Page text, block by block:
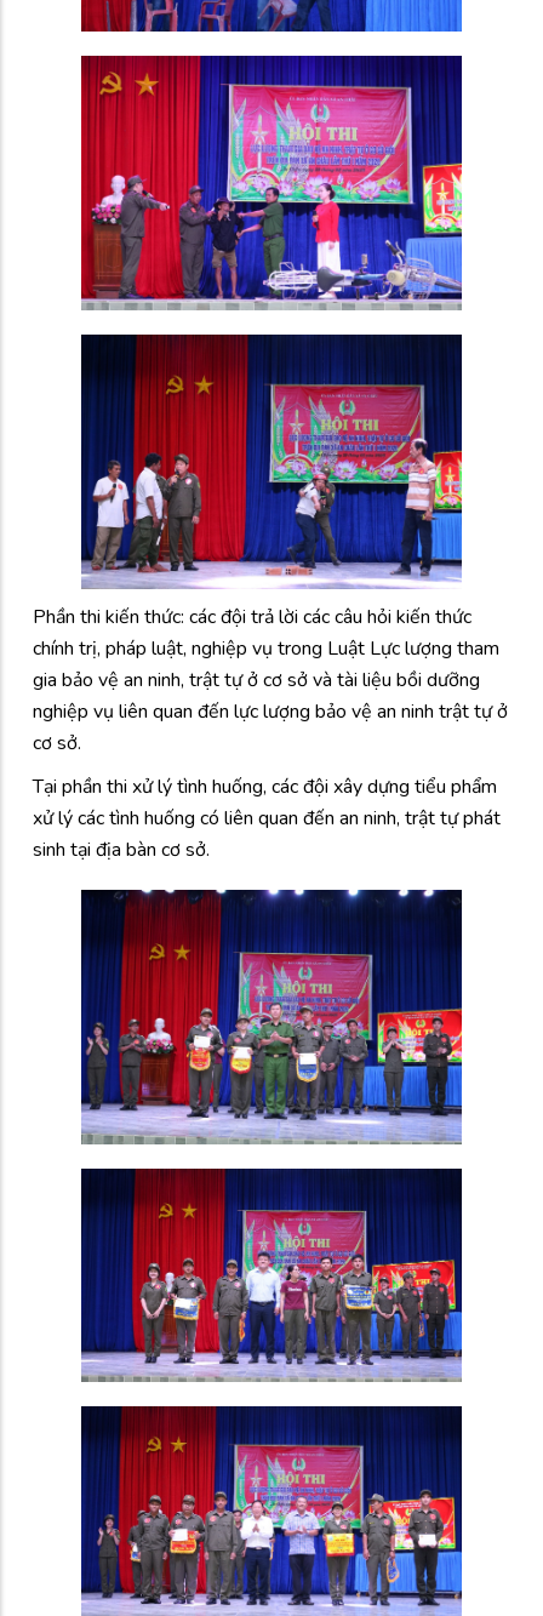
Phần thi kiến thức: các đội trả lời các câu hỏi kiến thức
chính trị, pháp luật, nghiệp vụ trong Luật Lực lượng tham
gia bảo vệ an ninh, trật tự ở cơ sở và tài liệu bồi dưỡng
nghiệp vụ liên quan đến lực lượng bảo vệ an ninh trật tự ở
cơ sở.
Tại phần thi xử lý tình huống, các đội xây dựng tiểu phẩm
xử lý các tình huống có liên quan đến an ninh, trật tự phát
sinh tại địa bàn cơ sở.